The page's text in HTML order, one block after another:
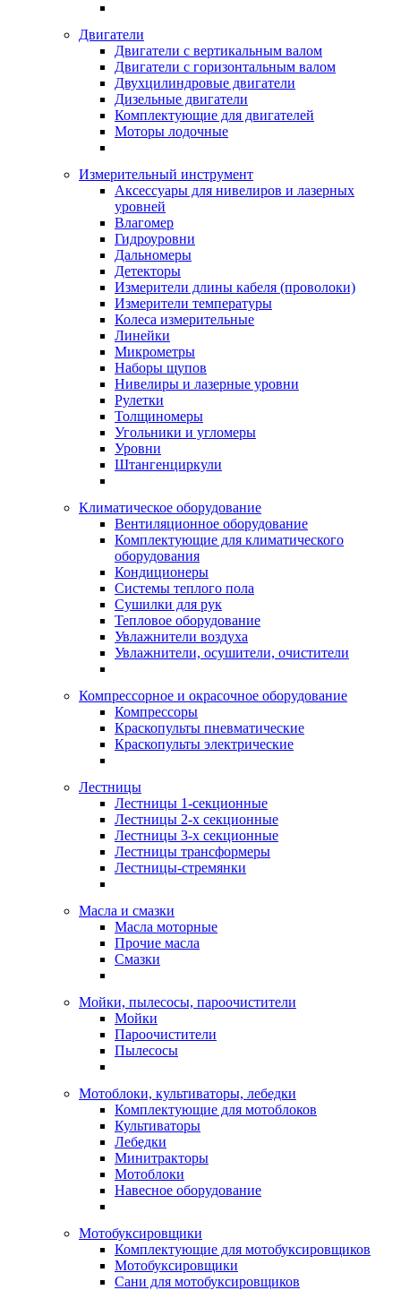
Двигатели
Двигатели с вертикальным валом
Двигатели с горизонтальным валом
Двухцилиндровые двигатели
Дизельные двигатели
Комплектующие для двигателей
Моторы лодочные
Измерительный инструмент
Аксессуары для нивелиров и лазерных
уровней
Влагомер
Гидроуровни
Дальномеры
Детекторы
Измерители длины кабеля (проволоки)
Измерители температуры
Колеса измерительные
Линейки
Микрометры
Наборы щупов
Нивелиры и лазерные уровни
Рулетки
Толщиномеры
Угольники и угломеры
Уровни
Штангенциркули
Климатическое оборудование
Вентиляционное оборудование
Комплектующие для климатического
оборудования
Кондиционеры
Системы теплого пола
Сушилки для рук
Тепловое оборудование
Увлажнители воздуха
Увлажнители, осушители, очистители
Компрессорное и окрасочное оборудование
Компрессоры
Краскопульты пневматические
Краскопульты электрические
Лестницы
Лестницы 1-секционные
Лестницы 2-х секционные
Лестницы 3-х секционные
Лестницы трансформеры
Лестницы-стремянки
Масла и смазки
Масла моторные
Прочие масла
Смазки
Мойки, пылесосы, пароочистители
Мойки
Пароочистители
Пылесосы
Мотоблоки, культиваторы, лебедки
Комплектующие для мотоблоков
Культиваторы
Лебедки
Минитракторы
Мотоблоки
Навесное оборудование
Мотобуксировщики
Комплектующие для мотобуксировщиков
Мотобуксировщики
Сани для мотобуксировщиков